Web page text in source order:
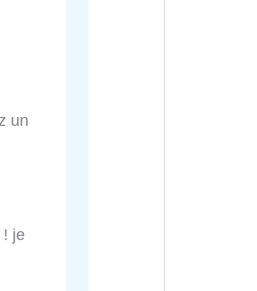
un
! je